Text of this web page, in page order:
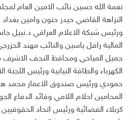
نعمة الله حسين نائب الامين العام
النزاهة القاضي حيدر حنون وامين
ورئيس شبكة الاعلام العراقي د.نبيل
المالية رافل ياسين والنائب مهند
جميل المياحي ومحافظ النجف الاشرف
الكهرباء والطاقة النيابية ورئيس اللجنة
حمودي ورئيس صندوق الاعمار محمد
المحامين احلام اللامي وقائد الدفاع
كربلاء الفضائية ورئيس اتحاد